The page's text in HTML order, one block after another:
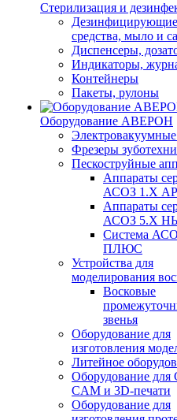
Стерилизация и
Дезинфицирующие
средства, мыло и
Диспенсеры,
Индикаторы,
Контейнеры
Пакеты, рулоны
Оборудование АВЕРОН
Фрезеры
Пескоструйные
Аппараты
АСОЗ 1.Х
Аппараты
АСОЗ 5.Х
Система
ПЛЮС
Устройства для
моделирования
Восковые
звенья
Оборудование для
изготовления
Литейное
Оборудование для
CAM и 3D-печати
Оборудование для